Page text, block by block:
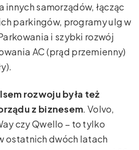
innych samorządów, łącząc
parkingów, programy ulg w
i szybki rozwój
AC (prąd przemienny)
rozwoju była też
z biznesem. Volvo,
czy Qwello – to tylko
ostatnich dwóch latach